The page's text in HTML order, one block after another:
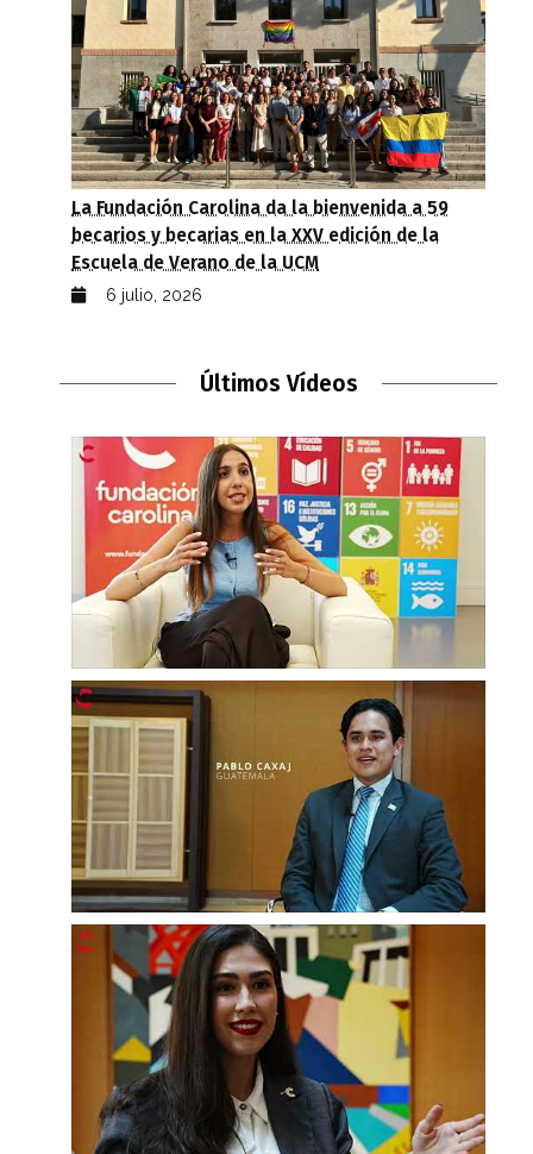
La Fundación Carolina da la bienvenida a 59
becarios y becarias en la XXV edición de la
Escuela de Verano de la UCM
6 julio, 2026
Últimos Vídeos